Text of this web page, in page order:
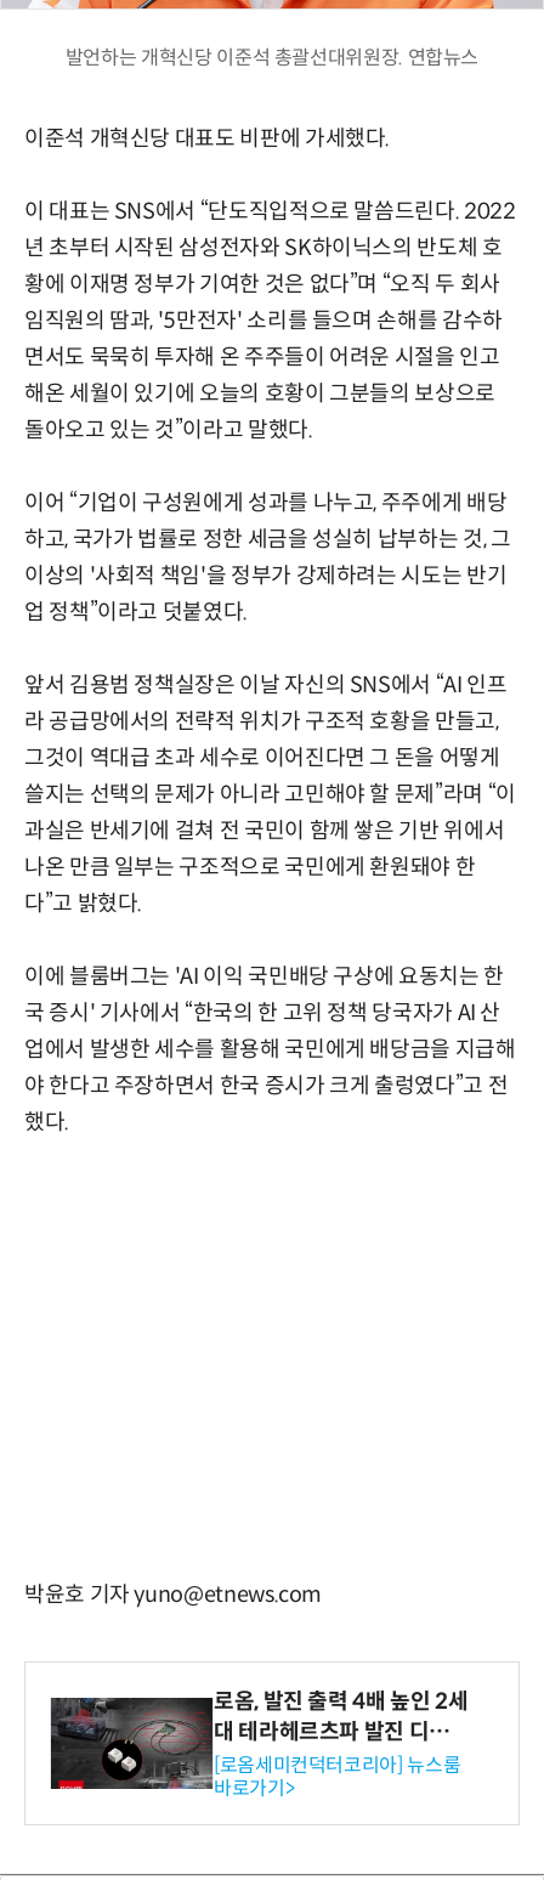
발언하는 개혁신당 이준석 총괄선대위원장. 연합뉴스
이준석 개혁신당 대표도 비판에 가세했다.
이 대표는 SNS에서 “단도직입적으로 말씀드린다. 2022
년 초부터 시작된 삼성전자와 SK하이닉스의 반도체 호
황에 이재명 정부가 기여한 것은 없다”며 “오직 두 회사
임직원의 땀과, '5만전자' 소리를 들으며 손해를 감수하
면서도 묵묵히 투자해 온 주주들이 어려운 시절을 인고
해온 세월이 있기에 오늘의 호황이 그분들의 보상으로
돌아오고 있는 것”이라고 말했다.
이어 “기업이 구성원에게 성과를 나누고, 주주에게 배당
하고, 국가가 법률로 정한 세금을 성실히 납부하는 것, 그
이상의 '사회적 책임'을 정부가 강제하려는 시도는 반기
업 정책”이라고 덧붙였다.
앞서 김용범 정책실장은 이날 자신의 SNS에서 “AI 인프
라 공급망에서의 전략적 위치가 구조적 호황을 만들고,
그것이 역대급 초과 세수로 이어진다면 그 돈을 어떻게
쓸지는 선택의 문제가 아니라 고민해야 할 문제”라며 “이
과실은 반세기에 걸쳐 전 국민이 함께 쌓은 기반 위에서
나온 만큼 일부는 구조적으로 국민에게 환원돼야 한
다”고 밝혔다.
이에 블룸버그는 'AI 이익 국민배당 구상에 요동치는 한
국 증시' 기사에서 “한국의 한 고위 정책 당국자가 AI 산
업에서 발생한 세수를 활용해 국민에게 배당금을 지급해
야 한다고 주장하면서 한국 증시가 크게 출렁였다”고 전
했다.
박윤호 기자 yuno@etnews.com
로옴, 발진 출력 4배 높인 2세
대 테라헤르츠파 발진 디바이
스 개발
[로옴세미컨덕터코리아] 뉴스룸
바로가기>